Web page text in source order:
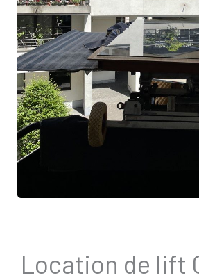
Location de lift